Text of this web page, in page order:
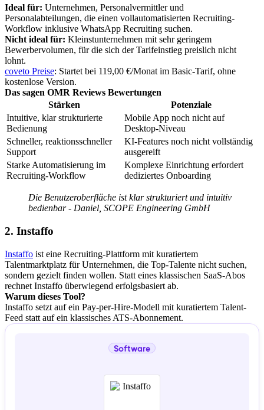
Ideal für: Unternehmen, Personalvermittler und
Personalabteilungen, die einen vollautomatisierten Recruiting-
Workflow inklusive WhatsApp Recruiting suchen.
Nicht ideal für: Kleinstunternehmen mit sehr geringem
Bewerbervolumen, für die sich der Tarifeinstieg preislich nicht
lohnt.
coveto Preise: Startet bei 119,00 €/Monat im Basic-Tarif, ohne
kostenlose Version.
Das sagen OMR Reviews Bewertungen
Stärken
Potenziale
Intuitive, klar strukturierte
Bedienung
Mobile App noch nicht auf
Desktop-Niveau
Schneller, reaktionsschneller
Support
KI-Features noch nicht vollständig
ausgereift
Starke Automatisierung im
Recruiting-Workflow
Komplexe Einrichtung erfordert
dediziertes Onboarding
Die Benutzeroberfläche ist klar strukturiert und intuitiv
bedienbar - Daniel, SCOPE Engineering GmbH
2. Instaffo
Instaffo ist eine Recruiting-Plattform mit kuratiertem
Talentmarktplatz für Unternehmen, die Top-Talente nicht suchen,
sondern gezielt finden wollen. Statt eines klassischen SaaS-Abos
rechnet Instaffo überwiegend erfolgsbasiert ab.
Warum dieses Tool?
Instaffo setzt auf ein Pay-per-Hire-Modell mit kuratiertem Talent-
Feed statt auf ein klassisches ATS-Abonnement.
Software